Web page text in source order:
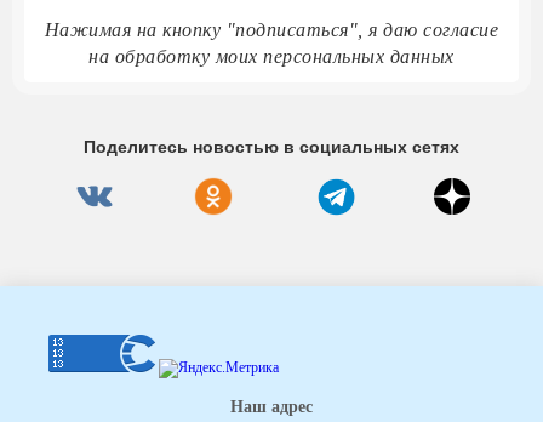
Нажимая на кнопку "подписаться", я даю согласие
на обработку моих персональных данных
Поделитесь новостью в социальных сетях
Наш адрес